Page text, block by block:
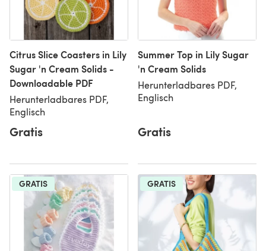
Citrus Slice Coasters in Lily
Sugar 'n Cream Solids -
Downloadable PDF
Herunterladbares PDF,
Englisch
Gratis
Summer Top in Lily Sugar
'n Cream Solids
Herunterladbares PDF,
Englisch
Gratis
GRATIS GRATIS